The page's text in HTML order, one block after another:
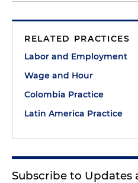
RELATED PRACTICES
Labor and Employment
Wage and Hour
Colombia Practice
Latin America Practice
Subscribe to Updates